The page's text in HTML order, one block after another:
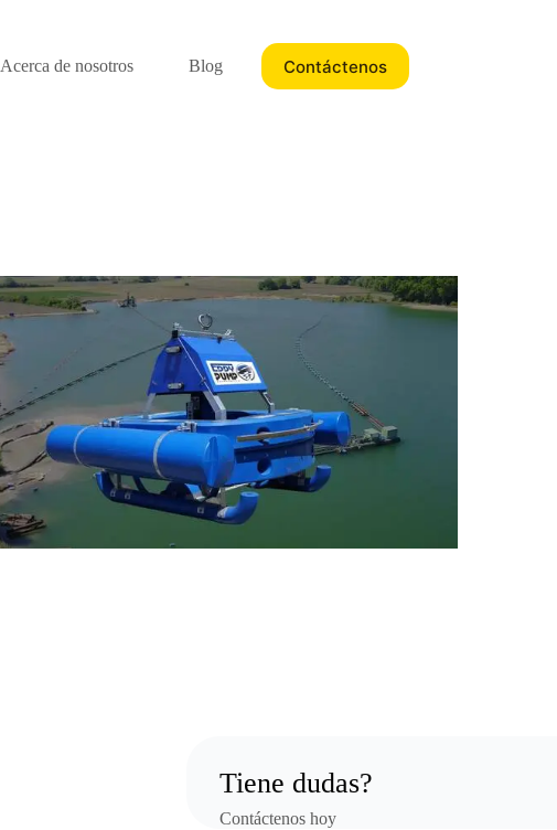
Acerca de nosotros Blog Contáctenos
Tiene dudas?
Contáctenos hoy